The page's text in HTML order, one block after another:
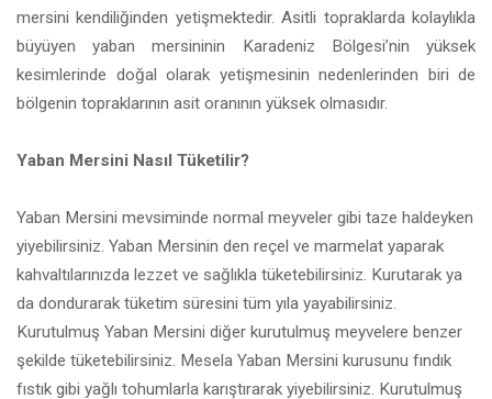
mersini kendiliğinden yetişmektedir. Asitli topraklarda kolaylıkla
büyüyen yaban mersininin Karadeniz Bölgesi’nin yüksek
kesimlerinde doğal olarak yetişmesinin nedenlerinden biri de
bölgenin topraklarının asit oranının yüksek olmasıdır.
Yaban Mersini Nasıl Tüketilir?
Yaban Mersini mevsiminde normal meyveler gibi taze haldeyken
yiyebilirsiniz. Yaban Mersinin den reçel ve marmelat yaparak
kahvaltılarınızda lezzet ve sağlıkla tüketebilirsiniz. Kurutarak ya
da dondurarak tüketim süresini tüm yıla yayabilirsiniz.
Kurutulmuş Yaban Mersini diğer kurutulmuş meyvelere benzer
şekilde tüketebilirsiniz. Mesela Yaban Mersini kurusunu fındık
fıstık gibi yağlı tohumlarla karıştırarak yiyebilirsiniz. Kurutulmuş